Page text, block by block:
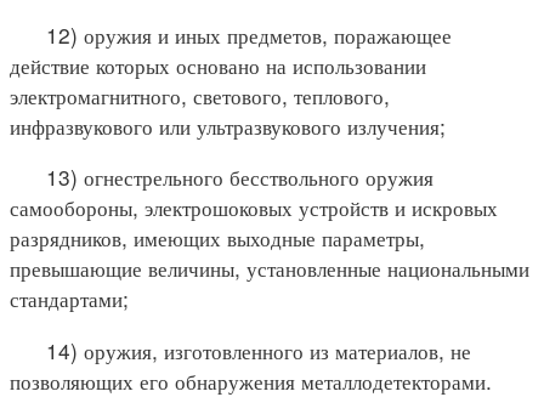
12) оружия и иных предметов, поражающее
действие которых основано на использовании
электромагнитного, светового, теплового,
инфразвукового или ультразвукового излучения;
13) огнестрельного бесствольного оружия
самообороны, электрошоковых устройств и искровых
разрядников, имеющих выходные параметры,
превышающие величины, установленные национальными
стандартами;
14) оружия, изготовленного из материалов, не
позволяющих его обнаружения металлодетекторами.